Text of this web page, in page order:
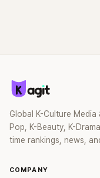
Global K-Culture
Pop, K-Beauty, K-
time rankings, news,
COMPANY